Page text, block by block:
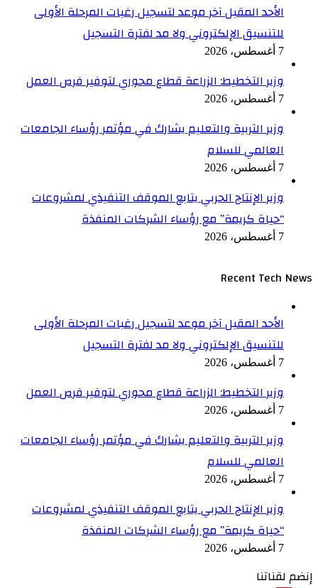
الأحد المقبل آخر موعد لتسجيل رغبات المرحلة الأولى
للتنسيق الإلكتروني ولا مد لفترة التسجيل
7 أغسطس، 2026
وزير التخطيط: الزراعة قطاع محوري لتوفير فرص العمل
7 أغسطس، 2026
وزير التربية والتعليم يشارك في مؤتمر رؤساء الجامعات
العالمي للسلام
7 أغسطس، 2026
وزير الإنتاج الحربي يتابع الموقف التنفيذي لمشروعات
“حياة كريمة” مع رؤساء الشركات المنفذة
7 أغسطس، 2026
Recent Tech News
الأحد المقبل آخر موعد لتسجيل رغبات المرحلة الأولى
للتنسيق الإلكتروني ولا مد لفترة التسجيل
7 أغسطس، 2026
وزير التخطيط: الزراعة قطاع محوري لتوفير فرص العمل
7 أغسطس، 2026
وزير التربية والتعليم يشارك في مؤتمر رؤساء الجامعات
العالمي للسلام
7 أغسطس، 2026
وزير الإنتاج الحربي يتابع الموقف التنفيذي لمشروعات
“حياة كريمة” مع رؤساء الشركات المنفذة
7 أغسطس، 2026
إنضم لقناتنا